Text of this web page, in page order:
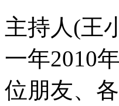
主持人(王
一年2010
位朋友、